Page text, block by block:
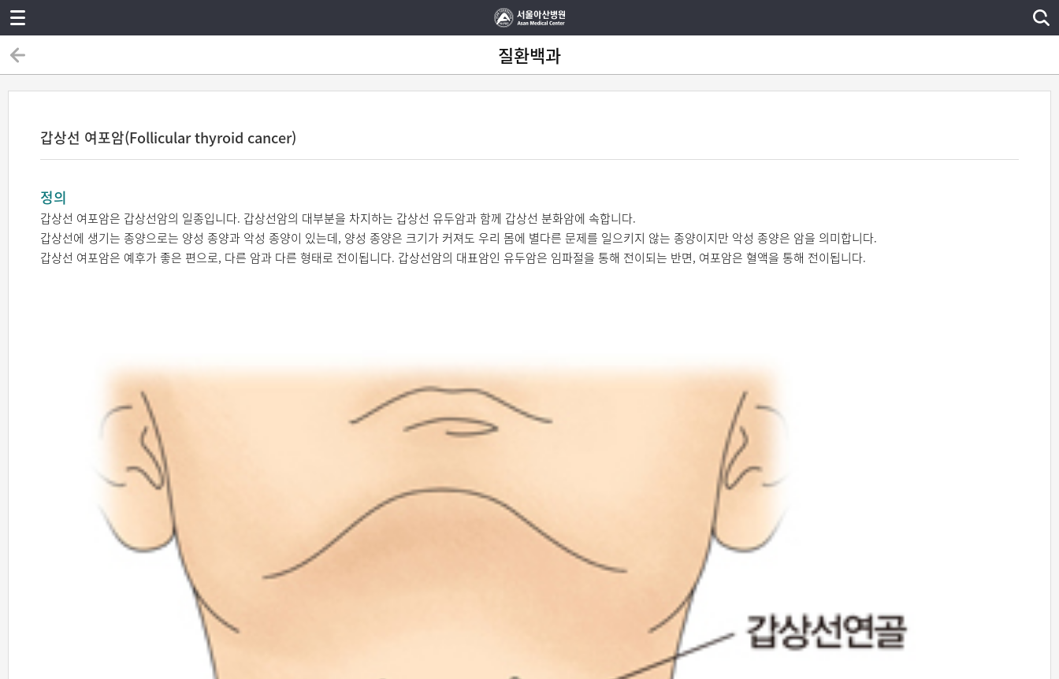
질환백과
갑상선 여포암(Follicular thyroid cancer)
정의
갑상선 여포암은 갑상선암의 일종입니다. 갑상선암의 대부분을 차지하는 갑상선 유두암과 함께 갑상선 분화암에 속합니다.
갑상선에 생기는 종양으로는 양성 종양과 악성 종양이 있는데, 양성 종양은 크기가 커져도 우리 몸에 별다른 문제를 일으키지 않는 종양이지만 악성 종양은 암을 의미합니다.
갑상선 여포암은 예후가 좋은 편으로, 다른 암과 다른 형태로 전이됩니다. 갑상선암의 대표암인 유두암은 임파절을 통해 전이되는 반면, 여포암은 혈액을 통해 전이됩니다.